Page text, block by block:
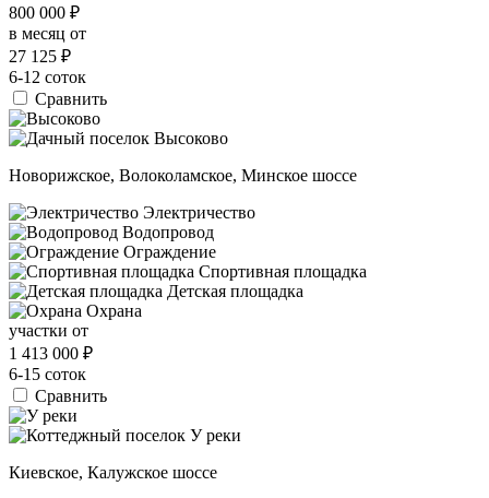
800 000 ₽
в месяц от
27 125 ₽
6-12 соток
Сравнить
Новорижское, Волоколамское, Минское шоссе
Электричество
Водопровод
Ограждение
Спортивная площадка
Детская площадка
Охрана
участки от
1 413 000 ₽
6-15 соток
Сравнить
Киевское, Калужское шоссе